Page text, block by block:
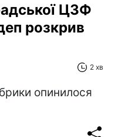
ЦЗФ
розкрив
2 хв
опинилося